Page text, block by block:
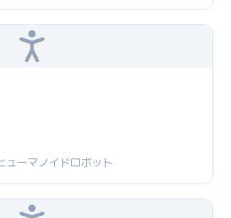
ューマノイドロボット